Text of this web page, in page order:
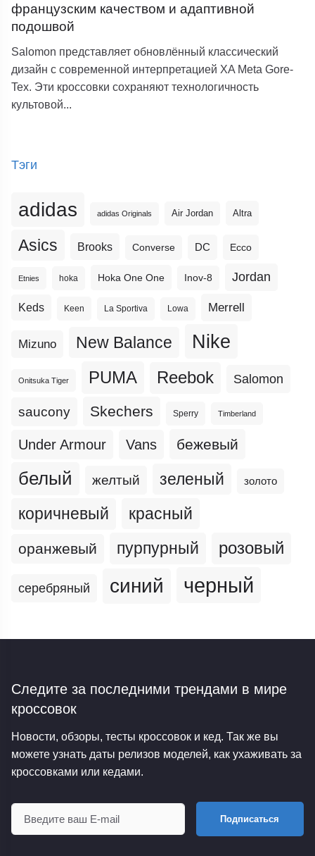
французским качеством и адаптивной
подошвой
Salomon представляет обновлённый классический
дизайн с современной интерпретацией XA Meta Gore-
Tex. Эти кроссовки сохраняют технологичность
культовой...
Тэги
adidas adidas Originals Air Jordan Altra
Asics Brooks Converse DC Ecco
Etnies hoka Hoka One One Inov-8 Jordan
Keds Keen La Sportiva Lowa Merrell
Mizuno New Balance Nike
Onitsuka Tiger PUMA Reebok Salomon
saucony Skechers Sperry Timberland
Under Armour Vans бежевый
белый желтый зеленый золото
коричневый красный
оранжевый пурпурный розовый
серебряный синий черный
Следите за последними трендами в мире
кроссовок
Новости, обзоры, тесты кроссовок и кед. Так же вы
можете узнать даты релизов моделей, как ухаживать за
кроссовками или кедами.
Подписаться